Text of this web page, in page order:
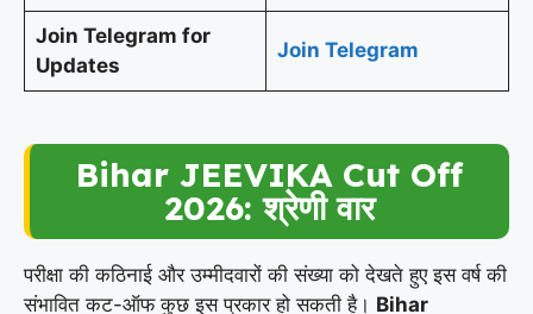
Join Telegram for
Updates
Join Telegram
Bihar JEEVIKA Cut Off
2026: श्रेणी वार
परीक्षा की कठिनाई और उम्मीदवारों की संख्या को देखते हुए इस वर्ष की
संभावित कट-ऑफ कुछ इस प्रकार हो सकती है। Bihar